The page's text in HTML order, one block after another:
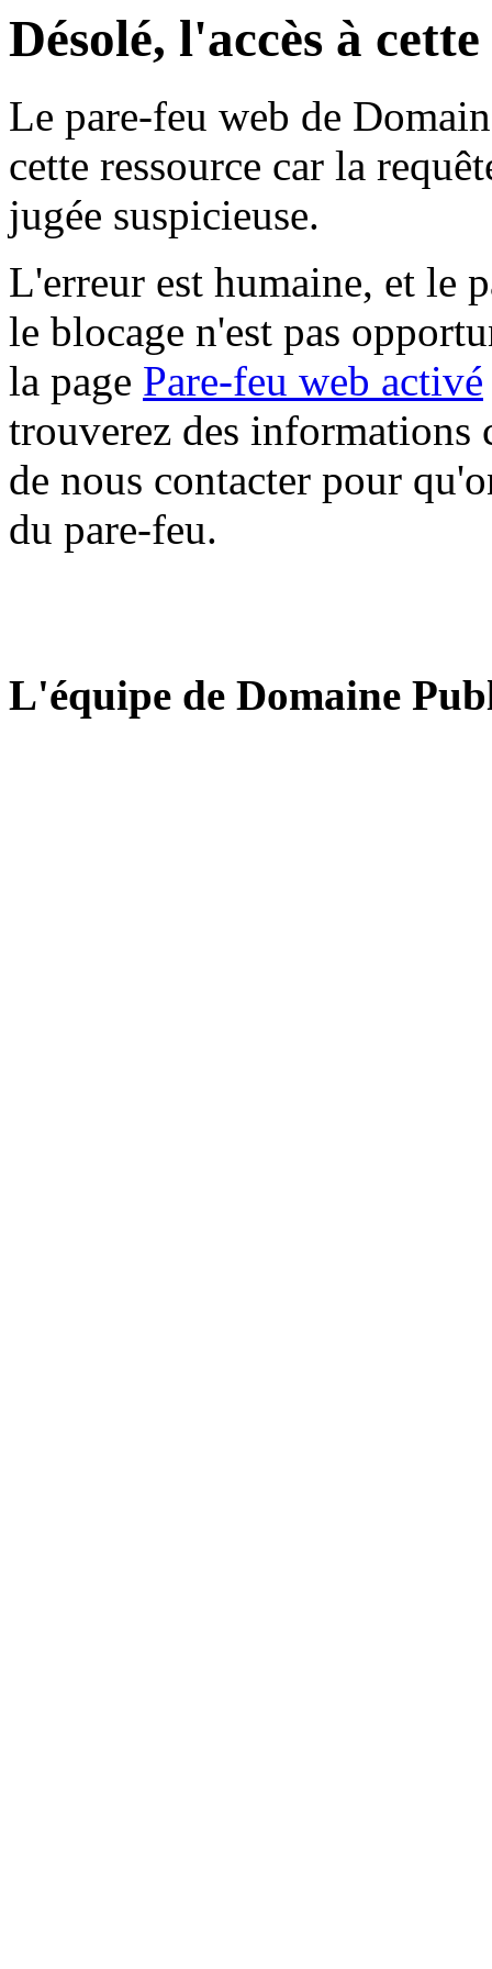
Désolé, l'accès à
Le pare-feu web de
cette ressource car la
jugée suspicieuse.
L'erreur est humaine, et le
le blocage n'est pas
la page Pare-feu web activé
trouverez des informations
de nous contacter pour
du pare-feu.
L'équipe de Domaine